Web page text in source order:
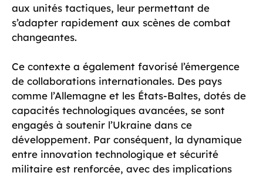
aux unités tactiques, leur permettant de
s’adapter rapidement aux scènes de combat
changeantes.
Ce contexte a également favorisé l’émergence
de collaborations internationales. Des pays
comme l’Allemagne et les États-Baltes, dotés de
capacités technologiques avancées, se sont
engagés à soutenir l’Ukraine dans ce
développement. Par conséquent, la dynamique
entre innovation technologique et sécurité
militaire est renforcée, avec des implications